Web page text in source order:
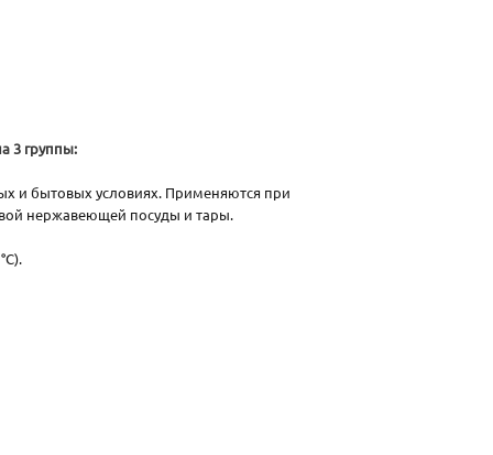
3 группы:
и бытовых условиях. Применяются при
нержавеющей посуды и тары.